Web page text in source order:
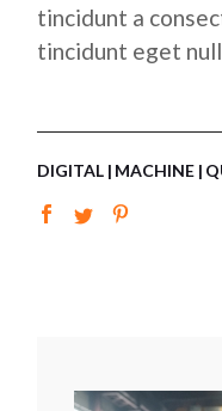
tincidunt a
tincidunt eget
DIGITAL MACHINE